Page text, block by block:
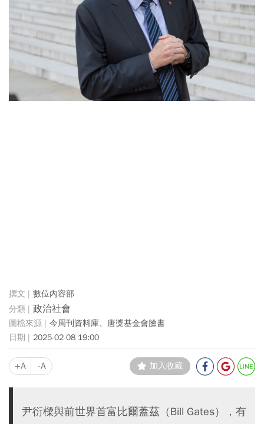
數位內容部
政治社會
今周刊資料庫、唐獎基金會臉書
2025-02-08 19:00
+A -A 加入收藏
尹衍樑與前世界首富比爾蓋茲（Bill Gates），有